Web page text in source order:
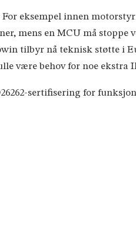
eksempel innen
mens en MCU må stoppe
tilbyr nå teknisk støtte i
være behov for noe ekstra
sertifisering for